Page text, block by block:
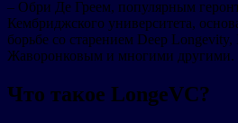
– Обри Де Греем, популярным
Кембриджского университета,
борьбе со старением Deep
Жаворонковым и многими другими.
Что такое LongeVC?